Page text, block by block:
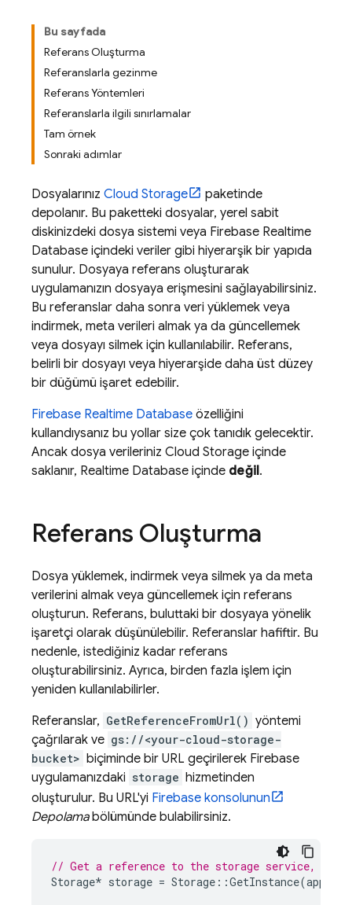
Bu sayfada
Referans Oluşturma
Referanslarla gezinme
Referans Yöntemleri
Referanslarla ilgili sınırlamalar
Tam örnek
Sonraki adımlar
Dosyalarınız Cloud Storage
paketinde
depolanır. Bu paketteki dosyalar, yerel sabit
diskinizdeki dosya sistemi veya Firebase Realtime
Database içindeki veriler gibi hiyerarşik bir yapıda
sunulur. Dosyaya referans oluşturarak
uygulamanızın dosyaya erişmesini sağlayabilirsiniz.
Bu referanslar daha sonra veri yüklemek veya
indirmek, meta verileri almak ya da güncellemek
veya dosyayı silmek için kullanılabilir. Referans,
belirli bir dosyayı veya hiyerarşide daha üst düzey
bir düğümü işaret edebilir.
Firebase Realtime Database özelliğini
kullandıysanız bu yollar size çok tanıdık gelecektir.
Ancak dosya verileriniz Cloud Storage içinde
saklanır, Realtime Database içinde değil.
Referans Oluşturma
Dosya yüklemek, indirmek veya silmek ya da meta
verilerini almak veya güncellemek için referans
oluşturun. Referans, buluttaki bir dosyaya yönelik
işaretçi olarak düşünülebilir. Referanslar hafiftir. Bu
nedenle, istediğiniz kadar referans
oluşturabilirsiniz. Ayrıca, birden fazla işlem için
yeniden kullanılabilirler.
Referanslar, GetReferenceFromUrl() yöntemi
çağrılarak ve gs://<your-cloud-storage-
bucket> biçiminde bir URL geçirilerek Firebase
uygulamanızdaki storage hizmetinden
oluşturulur. Bu URL'yi Firebase konsolunun
Depolamabölümünde bulabilirsiniz.
// Get a reference to the storage service,
Storage* storage = Storage ::GetInstance(app